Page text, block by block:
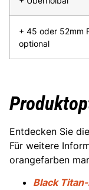
+ 45 oder 52mm
optional
Entdecken Sie
Für weitere
orangefarben
Black